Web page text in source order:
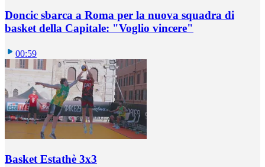
Doncic sbarca a Roma per la nuova squadra di
basket della Capitale: "Voglio vincere"
00:59
Basket Estathè 3x3